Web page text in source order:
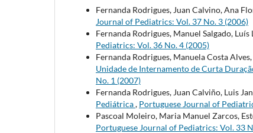
Fernanda Rodrigues, Juan Calvino, Ana
Journal of Pediatrics: Vol. 37 No. 3 (2006)
Fernanda Rodrigues, Manuel Salgado, Luís
Pediatrics: Vol. 36 No. 4 (2005)
Fernanda Rodrigues, Manuela Costa
Unidade de Internamento de Curta
No. 1 (2007)
Fernanda Rodrigues, Juan Calviño, Luis
Pediátrica, Portuguese Journal of
Pascoal Moleiro, Maria Manuel Zarcos,
Portuguese Journal of Pediatrics: Vol. 33